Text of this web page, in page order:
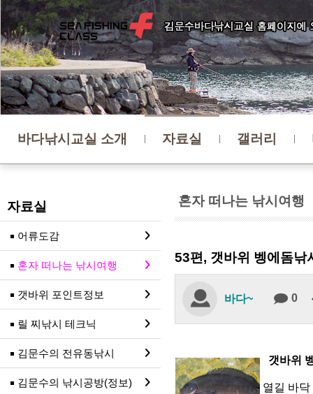
바다낚시교실 소개 자료실 갤러리
혼자 떠나는 낚시여행
자료실
어류도감
혼자 떠나는 낚시여행
갯바위 포인트정보
릴 찌낚시 테크닉
김문수의 전유동낚시
김문수의 낚시공방(정보)
53편, 갯바위 벵에돔낚
바다~ 0
갯바위
열길 바